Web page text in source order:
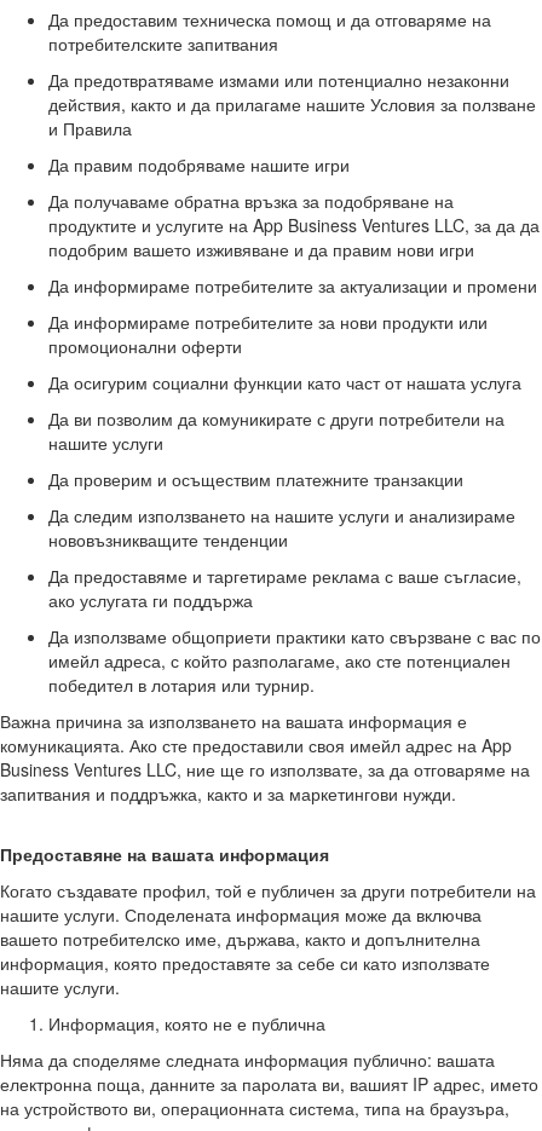
Да предоставим техническа помощ и да отговаряме на
потребителските запитвания
Да предотвратяваме измами или потенциално незаконни
действия, както и да прилагаме нашите Условия за ползване
и Правила
Да правим подобряваме нашите игри
Да получаваме обратна връзка за подобряване на
продуктите и услугите на App Business Ventures LLC, за да да
подобрим вашето изживяване и да правим нови игри
Да информираме потребителите за актуализации и промени
Да информираме потребителите за нови продукти или
промоционални оферти
Да осигурим социални функции като част от нашата услуга
Да ви позволим да комуникирате с други потребители на
нашите услуги
Да проверим и осъществим платежните транзакции
Да следим използването на нашите услуги и анализираме
нововъзникващите тенденции
Да предоставяме и таргетираме реклама с ваше съгласие,
ако услугата ги поддържа
Да използваме общоприети практики като свързване с вас по
имейл адреса, с който разполагаме, ако сте потенциален
победител в лотария или турнир.
Важна причина за използването на вашата информация е
комуникацията. Ако сте предоставили своя имейл адрес на App
Business Ventures LLC, ние ще го използвате, за да отговаряме на
запитвания и поддръжка, както и за маркетингови нужди.
Предоставяне на вашата информация
Когато създавате профил, той е публичен за други потребители на
нашите услуги. Споделената информация може да включва
вашето потребителско име, държава, както и допълнителна
информация, която предоставяте за себе си като използвате
нашите услуги.
Информация, която не е публична
Няма да споделяме следната информация публично: вашата
електронна поща, данните за паролата ви, вашият IP адрес, името
на устройството ви, операционната система, типа на браузъра,